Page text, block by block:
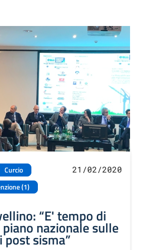
Curcio
(1)
21/02/2020
“E' tempo di
nazionale sulle
sisma”